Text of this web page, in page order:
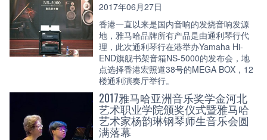
2017年06月27日
香港一直以来是国内音响的发烧音响发源
地，雅马哈品牌所有产品是由通利琴行代
理，此次通利琴行在港举办Yamaha Hi-
END旗舰书架音箱NS-5000的发布会，地
点选择香港宏照道38号的MEGA BOX，12
楼通利演奏厅举行。
2017雅马哈亚洲音乐奖学金河北
艺术职业学院颁奖仪式暨雅马哈
艺术家杨韵琳钢琴师生音乐会圆
满落幕